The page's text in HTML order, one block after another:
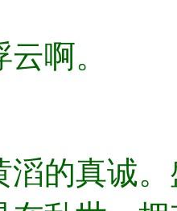
啊。
滔的真诚